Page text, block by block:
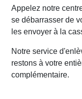
Appelez notre
se débarrasser de
les envoyer à la
Notre service
restons à votre
complémentaire.